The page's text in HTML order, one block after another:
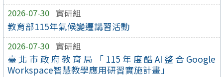
2026-07-30 實研組
教育部115年氣候變遷講習活動
2026-07-30 實研組
臺北市政府教育局「115年度酷AI整合Google
Workspace智慧教學應用研習實施計畫」